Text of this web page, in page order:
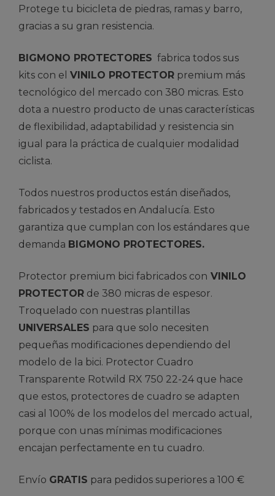
Protege tu bicicleta de piedras, ramas y barro,
gracias a su gran resistencia.
BIGMONO PROTECTORES fabrica todos sus
kits con el VINILO PROTECTOR premium más
tecnológico del mercado con 380 micras. Esto
dota a nuestro producto de unas características
de flexibilidad, adaptabilidad y resistencia sin
igual para la práctica de cualquier modalidad
ciclista.
Todos nuestros productos están diseñados,
fabricados y testados en Andalucía. Esto
garantiza que cumplan con los estándares que
demanda BIGMONO PROTECTORES.
Protector premium bici fabricados con VINILO
PROTECTOR de 380 micras de espesor.
Troquelado con nuestras plantillas
UNIVERSALES para que solo necesiten
pequeñas modificaciones dependiendo del
modelo de la bici. Protector Cuadro
Transparente Rotwild RX 750 22-24 que hace
que estos, protectores de cuadro se adapten
casi al 100% de los modelos del mercado actual,
porque con unas mínimas modificaciones
encajan perfectamente en tu cuadro.
Envío GRATIS para pedidos superiores a 100 €